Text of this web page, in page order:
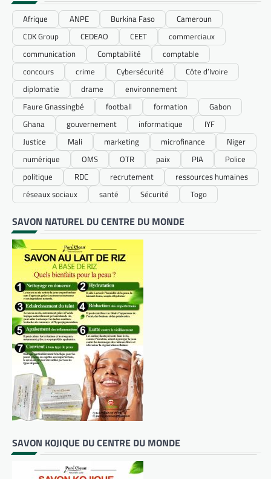
Afrique ANPE Burkina Faso
Cameroun
CDK Group
CEDEAO CEET
commerciaux
communication
Comptabilité
comptable
concours
crime Cybersécurité
Côte d’Ivoire
diplomatie
drame
environnement
Faure Gnassingbé
football formation
Gabon
Ghana
gouvernement informatique
IYF
Justice
Mali marketing microfinance
Niger
numérique
OMS OTR paix PIA
Police
politique
RDC recrutement
ressources humaines
réseaux sociaux
santé Sécurité Togo
SAVON NATUREL DU CENTRE DU MONDE
SAVON KOJIQUE DU CENTRE DU MONDE